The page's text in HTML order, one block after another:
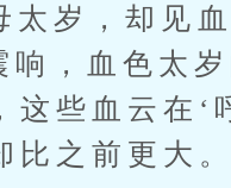
，却见血
响，血色太
些血云在‘
之前更大。